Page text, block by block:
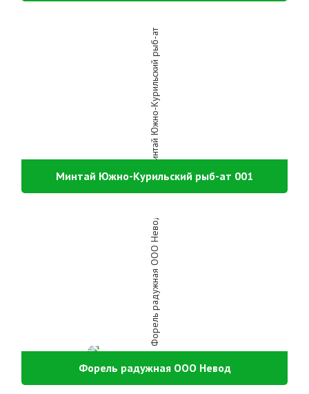
Минтай Южно-Курильский рыб-ат 001
Форель радужная ООО Невод